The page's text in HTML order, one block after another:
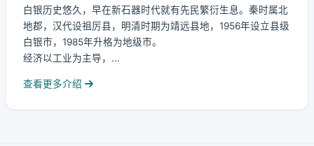
白银历史悠久，早在新石器时代就有先民繁衍生息。秦时属北
地郡，汉代设祖厉县，明清时期为靖远县地，1956年设立县级
白银市，1985年升格为地级市。
经济以工业为主导，...
查看更多介绍